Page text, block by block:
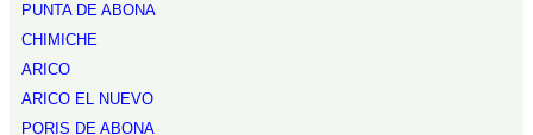
PUNTA DE ABONA
CHIMICHE
ARICO
ARICO EL NUEVO
PORIS DE ABONA